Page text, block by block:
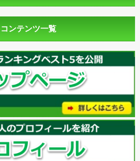
コンテンツ一覧